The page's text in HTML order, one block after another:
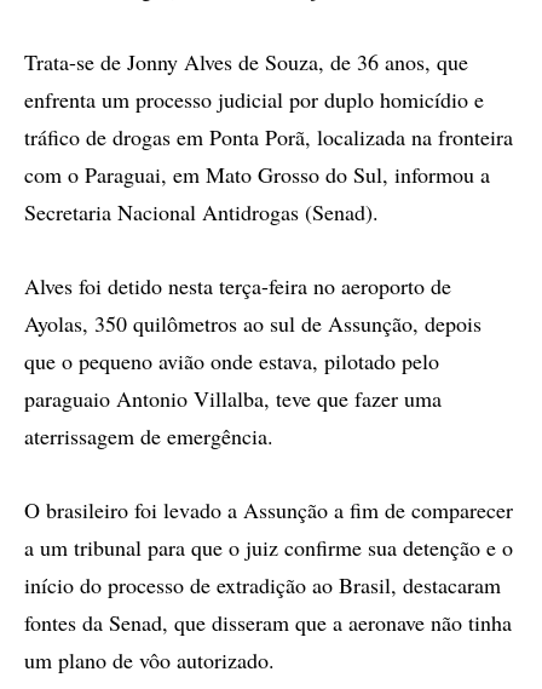
Trata-se de Jonny Alves de Souza, de 36 anos, que
enfrenta um processo judicial por duplo homicídio e
tráfico de drogas em Ponta Porã, localizada na fronteira
com o Paraguai, em Mato Grosso do Sul, informou a
Secretaria Nacional Antidrogas (Senad).
Alves foi detido nesta terça-feira no aeroporto de
Ayolas, 350 quilômetros ao sul de Assunção, depois
que o pequeno avião onde estava, pilotado pelo
paraguaio Antonio Villalba, teve que fazer uma
aterrissagem de emergência.
O brasileiro foi levado a Assunção a fim de comparecer
a um tribunal para que o juiz confirme sua detenção e o
início do processo de extradição ao Brasil, destacaram
fontes da Senad, que disseram que a aeronave não tinha
um plano de vôo autorizado.